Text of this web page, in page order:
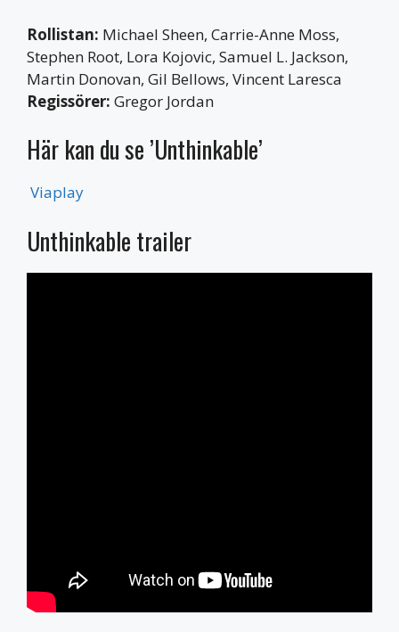
Rollistan: Michael Sheen, Carrie-Anne Moss,
Stephen Root, Lora Kojovic, Samuel L. Jackson,
Martin Donovan, Gil Bellows, Vincent Laresca
Regissörer: Gregor Jordan
Här kan du se ’Unthinkable’
Viaplay
Unthinkable trailer